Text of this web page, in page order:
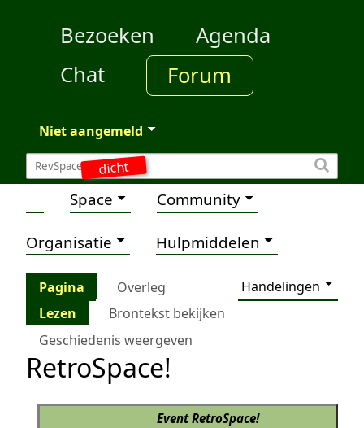
dicht
Bezoeken
Agenda
Chat
Forum
Niet aangemeld
Space Community
Organisatie Hulpmiddelen
Pagina Overleg
Handelingen
Lezen
Brontekst bekijken
Geschiedenis weergeven
RetroSpace!
EventRetroSpace!